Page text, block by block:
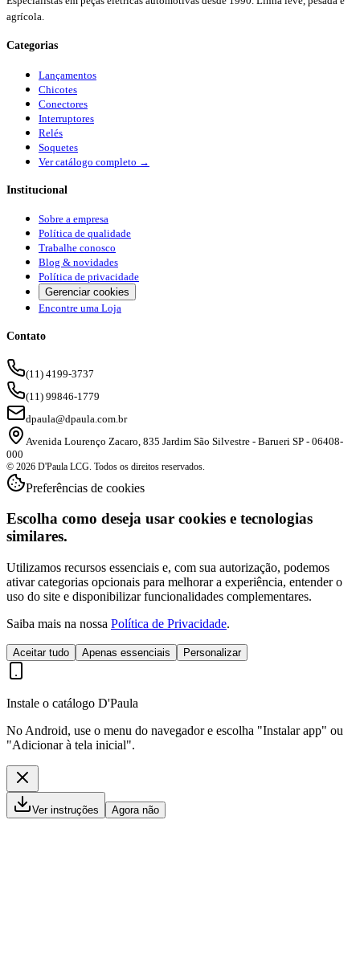
agrícola.
Categorias
Lançamentos
Chicotes
Conectores
Interruptores
Relés
Soquetes
Ver catálogo completo →
Institucional
Sobre a empresa
Política de qualidade
Trabalhe conosco
Blog & novidades
Política de privacidade
Gerenciar cookies
Encontre uma Loja
Contato
(11) 4199-3737
(11) 99846-1779
dpaula@dpaula.com.br
Avenida Lourenço Zacaro, 835 Jardim São Silvestre - Barueri SP - 06408-
000
© 2026 D'Paula LCG. Todos os direitos reservados.
Preferências de cookies
Escolha como deseja usar cookies e tecnologias
similares.
Utilizamos recursos essenciais e, com sua autorização, podemos
ativar categorias opcionais para melhorar a experiência, entender o
uso do site e disponibilizar funcionalidades complementares.
Saiba mais na nossa Política de Privacidade.
Aceitar tudo Apenas essenciais Personalizar
Instale o catálogo D'Paula
No Android, use o menu do navegador e escolha "Instalar app" ou
"Adicionar à tela inicial".
Ver instruções Agora não